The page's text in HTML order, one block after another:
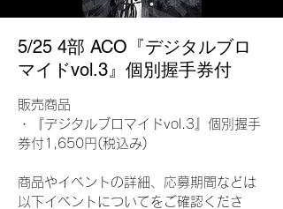
5/25 4部 ACO『デジタルブロ
マイドvol.3』個別握手券付
販売商品
・『デジタルブロマイドvol.3』個別握手
券付1,650円(税込み)
商品やイベントの詳細、応募期間などは
以下イベントについてをご確認くださ